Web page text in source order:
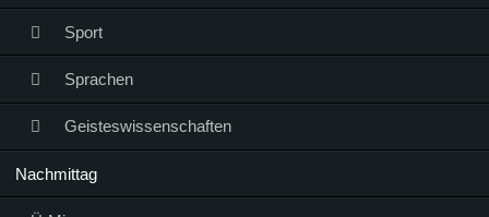
Sport
Sprachen
Geisteswissenschaften
Nachmittag